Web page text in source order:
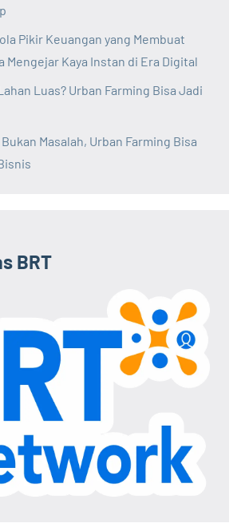
Pikir Keuangan yang Membuat
Mengejar Kaya Instan di Era Digital
Luas? Urban Farming Bisa Jadi
Masalah, Urban Farming Bisa
BRT